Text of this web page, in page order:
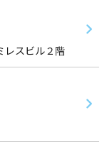
スビル２階